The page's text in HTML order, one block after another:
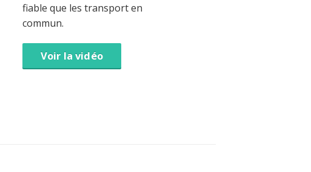
fiable que les transport en
commun.
Voir la vidéo